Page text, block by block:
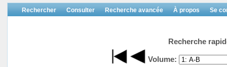
Rechercher Consulter Recherche avancée À propos Se
Recherche
Volume: